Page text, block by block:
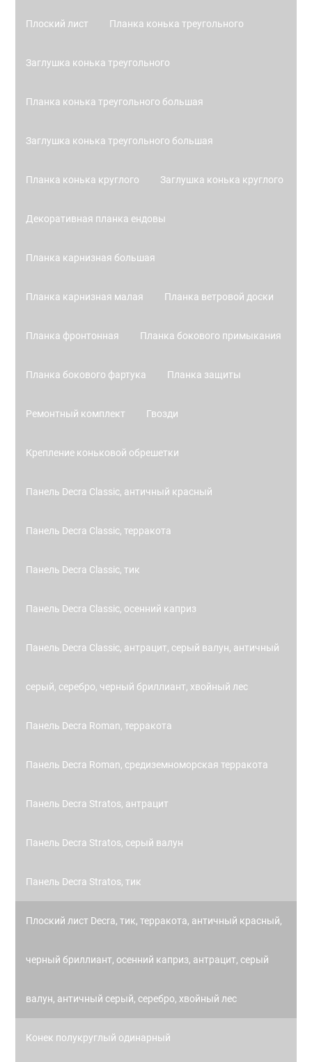
Плоский лист Планка конька треугольного
Заглушка конька треугольного
Планка конька треугольного большая
Заглушка конька треугольного большая
Планка конька круглого Заглушка конька круглого
Декоративная планка ендовы
Планка карнизная большая
Планка карнизная малая Планка ветровой доски
Планка фронтонная Планка бокового примыкания
Планка бокового фартука Планка защиты
Ремонтный комплект Гвозди
Крепление коньковой обрешетки
Панель Decra Classic, античный красный
Панель Decra Classic, терракота
Панель Decra Classic, тик
Панель Decra Classic, осенний каприз
Панель Decra Classic, антрацит, серый валун, античный
серый, серебро, черный бриллиант, хвойный лес
Панель Decra Roman, терракота
Панель Decra Roman, средиземноморская терракота
Панель Decra Stratos, антрацит
Панель Decra Stratos, серый валун
Панель Decra Stratos, тик
Плоский лист Decra, тик, терракота, античный красный,
черный бриллиант, осенний каприз, антрацит, серый
валун, античный серый, серебро, хвойный лес
Конек полукруглый одинарный